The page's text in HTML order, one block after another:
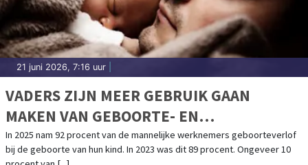
21 juni 2026, 7:16 uur
VADERS ZIJN MEER GEBRUIK GAAN
MAKEN VAN GEBOORTE- EN
OUDERSCHAPSVERLOF
In 2025 nam 92 procent van de mannelijke werknemers geboorteverlof
bij de geboorte van hun kind. In 2023 was dit 89 procent. Ongeveer 10